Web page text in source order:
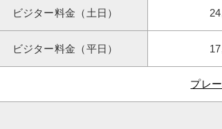
ビジター料金（土日）
ビジター料金（平日）
プレ